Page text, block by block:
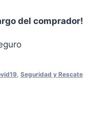
Caja
del comprador!
, Seguridad y Rescate